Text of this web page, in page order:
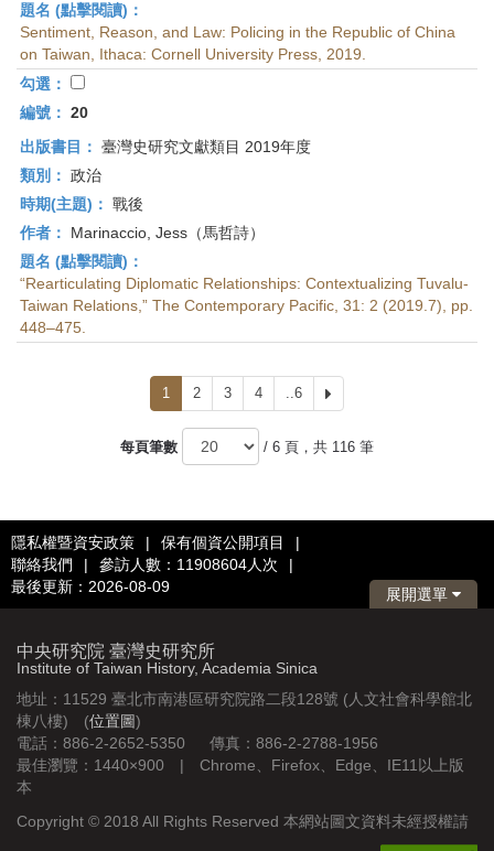
題名 (點擊閱讀)：
Sentiment, Reason, and Law: Policing in the Republic of China
on Taiwan, Ithaca: Cornell University Press, 2019.
勾選：
編號： 20
出版書目： 臺灣史研究文獻類目 2019年度
類別： 政治
時期(主題)： 戰後
作者：
Marinaccio, Jess（馬哲詩）
題名 (點擊閱讀)：
“Rearticulating Diplomatic Relationships: Contextualizing Tuvalu-
Taiwan Relations,” The Contemporary Pacific, 31: 2 (2019.7), pp.
448–475.
1 2 3 4 ..6
一
每頁筆數
/ 6 頁，共 116 筆
隱私權暨資安政策 | 保有個資公開項目
|
聯絡我們
| 參訪人數：11908604人次
|
最後更新：2026-08-09
展開選單
中央研究院 臺灣史研究所
Institute of Taiwan History, Academia Sinica
地址：11529 臺北市南港區研究院路二段128號 (人文社會科學館北
棟八樓) (位置圖)
電話：886-2-2652-5350 傳真：886-2-2788-1956
最佳瀏覽：1440×900 | Chrome、Firefox、Edge、IE11以上版
本
Copyright © 2018 All Rights Reserved 本網站圖文資料未經授權請